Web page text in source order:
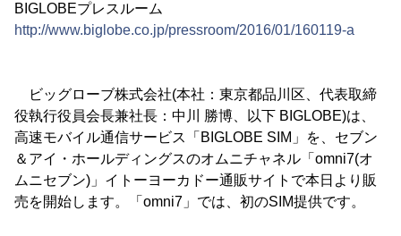
BIGLOBEプレスルーム
http://www.biglobe.co.jp/pressroom/2016/01/160119-a
ビッグローブ株式会社(本社：東京都品川区、代表取締
役執行役員会長兼社長：中川 勝博、以下 BIGLOBE)は、
高速モバイル通信サービス「BIGLOBE SIM」を、セブン
＆アイ・ホールディングスのオムニチャネル「omni7(オ
ムニセブン)」イトーヨーカドー通販サイトで本日より販
売を開始します。「omni7」では、初のSIM提供です。